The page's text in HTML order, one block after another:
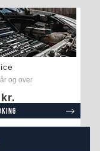
og over